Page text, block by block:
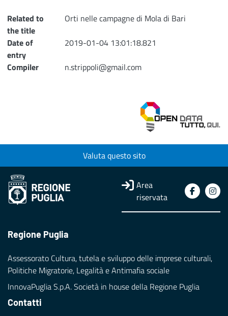
Related to
the title
Orti nelle campagne di Mola di Bari
Date of
entry
2019-01-04 13:01:18.821
Compiler
n.strippoli@gmail.com
Valuta questo sito
Area
riservata
Regione Puglia
Assessorato Cultura, tutela e sviluppo delle imprese culturali,
Politiche Migratorie, Legalità e Antimafia sociale
InnovaPuglia S.p.A. Società in house della Regione Puglia
Contatti